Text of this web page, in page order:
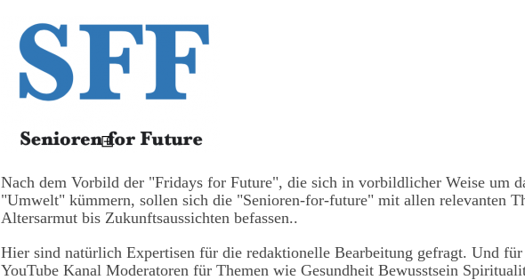
Nach dem Vorbild der "Fridays for Future", die sich in vorbildlicher Weise um
"Umwelt" kümmern, sollen sich die "Senioren-for-future" mit allen relevanten
Altersarmut bis Zukunftsaussichten befassen..
Hier sind natürlich Expertisen für die redaktionelle Bearbeitung gefragt. Und für
YouTube Kanal Moderatoren für Themen wie Gesundheit Bewusstsein